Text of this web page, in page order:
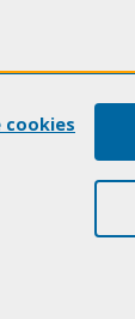
cookies